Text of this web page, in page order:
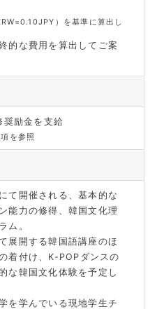
）を基準に算出し
的な費用を算出してご案
奨励金を支給
を参照
て開催される、基本的な
能力の修得、韓国文化理
ム。
展開する韓国語講座のほ
着付け、K-POPダンスの
な韓国文化体験を予定し
を学んでいる現地学生チ